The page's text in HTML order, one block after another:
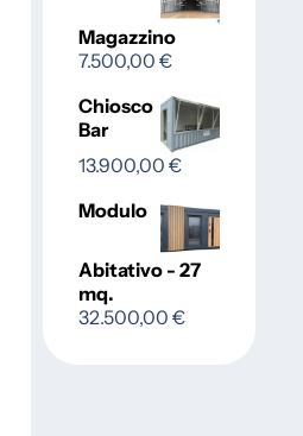
Magazzino
7.500,00 €
Chiosco
Bar
13.900,00 €
Modulo
Abitativo - 27
mq.
32.500,00 €